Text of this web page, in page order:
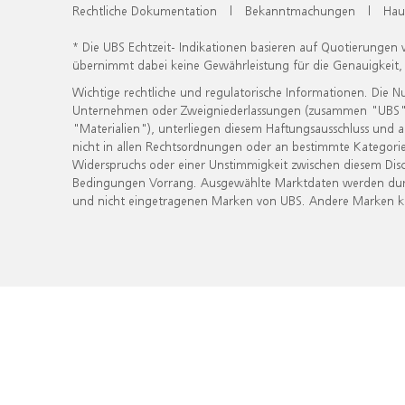
Rechtliche Dokumentation | Bekanntmachungen |
* Die UBS Echtzeit- Indikationen basieren auf
übernimmt dabei keine Gewährleistung für die
Wichtige rechtliche und regulatorische Informationen. Die
Unternehmen oder Zweigniederlassungen (zusammen
"Materialien"), unterliegen diesem Haftungsausschluss
nicht in allen Rechtsordnungen oder an bestimmte
Widerspruchs oder einer Unstimmigkeit zwischen diesem
Bedingungen Vorrang. Ausgewählte Marktdaten werden
und nicht eingetragenen Marken von UBS. Andere Marken